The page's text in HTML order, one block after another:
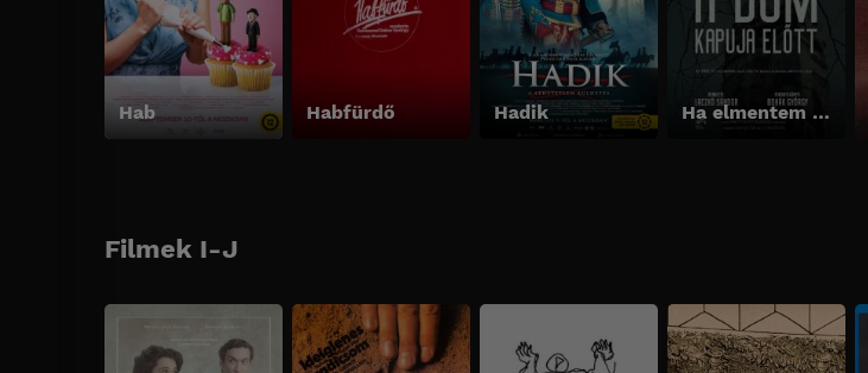
Hab Habfürdő Hadik Ha elmentem a dóm kapuja előtt… Emlékképek és Trianon drámája Kassa magyar történelmében
Filmek I-J